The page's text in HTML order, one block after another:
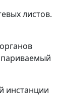
листов.
инстанции